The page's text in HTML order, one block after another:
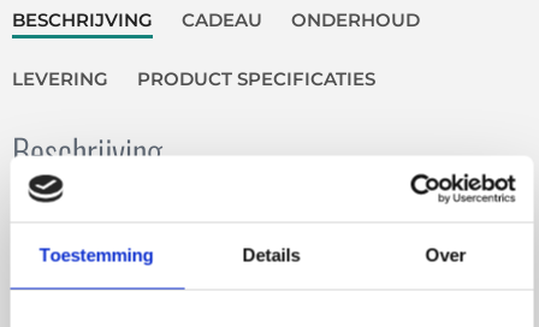
Toestemming Details Over
BESCHRIJVING CADEAU ONDERHOUD
LEVERING PRODUCT SPECIFICATIES
Beschrijving
Deze milde hand en lichaamszeep is parfumvrij en
geschikt voor de gevoelige huid. De bar bevat